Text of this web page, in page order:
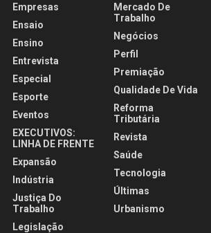
Empresas
Ensaio
Ensino
Entrevista
Especial
Esporte
Eventos
EXECUTIVOS:
LINHA DE FRENTE
Expansão
Indústria
Justiça Do
Trabalho
Legislação
Mercado De
Trabalho
Negócios
Perfil
Premiação
Qualidade De Vida
Reforma
Tributária
Revista
Saúde
Tecnologia
Últimas
Urbanismo